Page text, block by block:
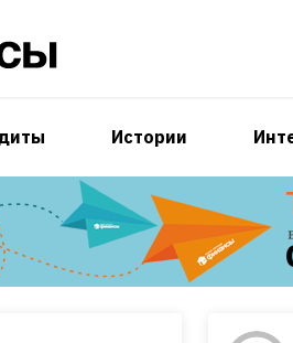
Истории